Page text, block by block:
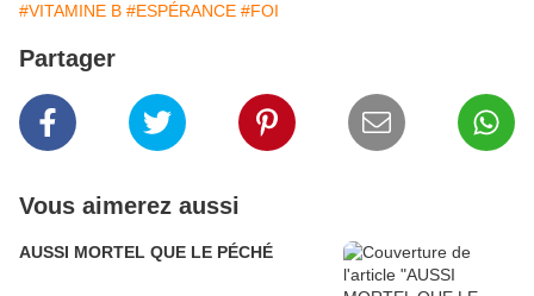
#VITAMINE B #ESPÉRANCE #FOI
Partager
Vous aimerez aussi
AUSSI MORTEL QUE LE PÉCHÉ